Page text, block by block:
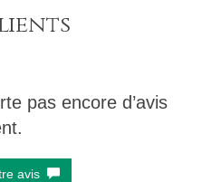
pas encore d’avis
avis